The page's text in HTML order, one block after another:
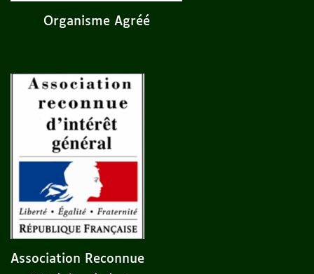
Organisme Agréé
Association Reconnue